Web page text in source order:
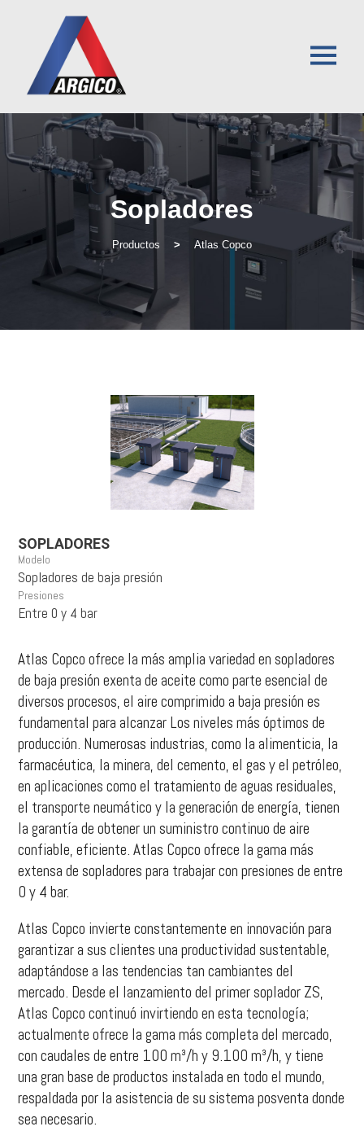
Sopladores
Productos > Atlas Copco
SOPLADORES
Modelo
Sopladores de baja presión
Presiones
Entre 0 y 4 bar
Atlas Copco ofrece la más amplia variedad en sopladores
de baja presión exenta de aceite como parte esencial de
diversos procesos, el aire comprimido a baja presión es
fundamental para alcanzar Los niveles más óptimos de
producción. Numerosas industrias, como la alimenticia, la
farmacéutica, la minera, del cemento, el gas y el petróleo,
en aplicaciones como el tratamiento de aguas residuales,
el transporte neumático y la generación de energía, tienen
la garantía de obtener un suministro continuo de aire
confiable, eficiente. Atlas Copco ofrece la gama más
extensa de sopladores para trabajar con presiones de entre
0 y 4 bar.
Atlas Copco invierte constantemente en innovación para
garantizar a sus clientes una productividad sustentable,
adaptándose a las tendencias tan cambiantes del
mercado. Desde el lanzamiento del primer soplador ZS,
Atlas Copco continuó invirtiendo en esta tecnología;
actualmente ofrece la gama más completa del mercado,
con caudales de entre 100 m³/h y 9.100 m³/h, y tiene
una gran base de productos instalada en todo el mundo,
respaldada por la asistencia de su sistema posventa donde
sea necesario.